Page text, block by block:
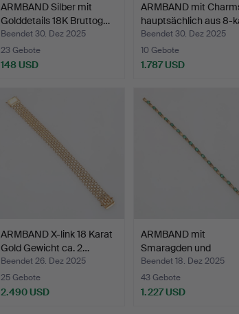
ARMBAND Silber mit
Golddetails 18K Bruttog…
Beendet 30. Dez 2025
23 Gebote
148 USD
ARMBAND mit
hauptsächlich aus 8-
Beendet 30. Dez 2025
10 Gebote
1.787 USD
ARMBAND X-link 18 Karat
Gold Gewicht ca. 2…
Beendet 26. Dez 2025
25 Gebote
2.490 USD
ARMBAND mit
Smaragden und
Diamanten aus 18…
Beendet 18. Dez 2025
43 Gebote
1.227 USD